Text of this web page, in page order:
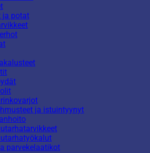
ja potat
ja istuintyynyt
parvekelaatikot